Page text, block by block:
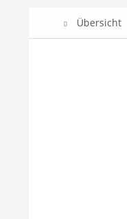
Übersicht